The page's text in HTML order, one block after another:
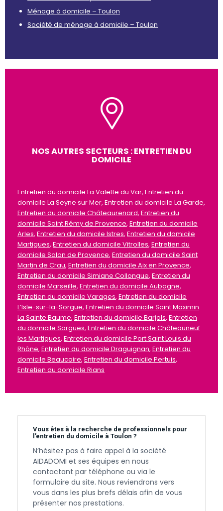
Ménage à domicile – Toulon
Société de ménage à domicile – Toulon
NOS AUTRES SECTEURS : ENTRETIEN DU
DOMICILE
Entretien du domicile La Valette du Var, Entretien du
domicile La Seyne sur Mer, Entretien du domicile La Garde,
Entretien du domicile Châteaurenard, Entretien du
domicile Saint Rémy de Provence, Entretien du domicile
Arles, Entretien du domicile Istres, Entretien du domicile
Martigues, Entretien du domicile Vitrolles, Entretien du
domicile Salon de Provence, Entretien du domicile Saint
Martin de Crau, Entretien du domicile Aix en Provence,
Entretien du domicile Simiane Collongue, Entretien du
domicile Marseille, Entretien du domicile Aubagne,
Entretien du domicile Varages, Entretien du domicile
L’Isle-sur-la-Sorgue, Entretien du domicile Saint Maximin
La Sainte Baume, Entretien du domicile Barjols, Entretien
du domicile Sorgues, Entretien du domicile Châteauneuf
les Martigues, Entretien du domicile Port Saint Louis du
Rhône, Entretien du domicile Draguignan, Entretien du
domicile Beaucaire, Entretien du domicile Pertuis,
Entretien du domicile Rians
Vous êtes à la recherche de professionnels pour
l’entretien du domicile à Toulon ?
N’hésitez pas à faire appel à la société
AIDADOMI et ses équipes en nous
contactant par téléphone ou via le
formulaire du site. Nous reviendrons vers
vous dans les plus brefs délais afin de vous
présenter nos prestations.